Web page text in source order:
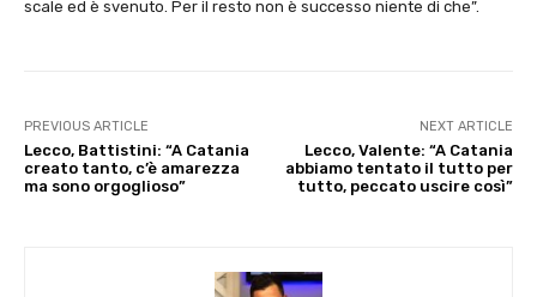
scale ed è svenuto. Per il resto non è successo niente di che”.
PREVIOUS ARTICLE
Lecco, Battistini: “A Catania
creato tanto, c’è amarezza
ma sono orgoglioso”
NEXT ARTICLE
Lecco, Valente: “A Catania
abbiamo tentato il tutto per
tutto, peccato uscire così”